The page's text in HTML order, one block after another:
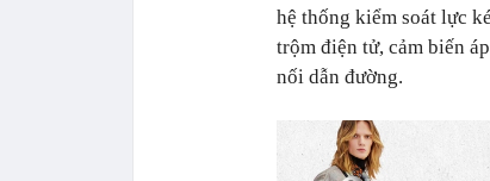
hệ thống kiểm soát lực
trộm điện tử, cảm biến
nối dẫn đường.